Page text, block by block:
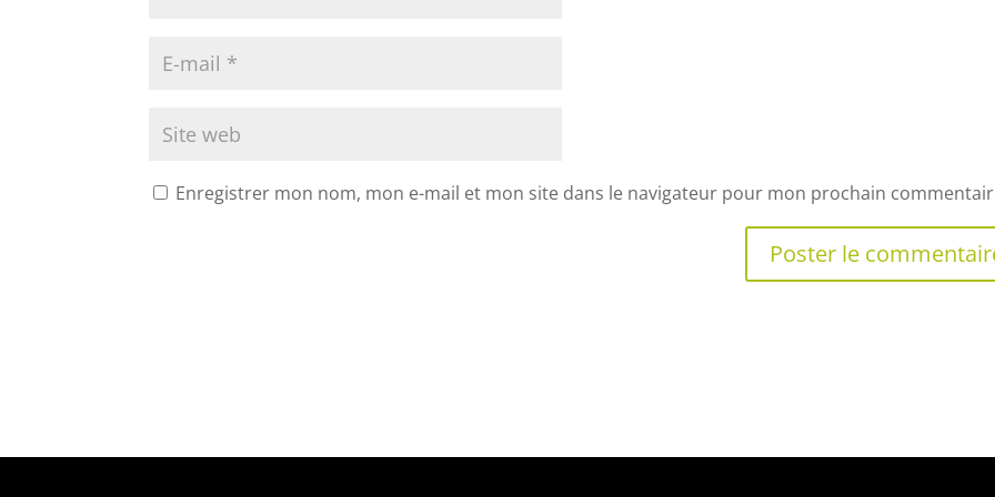
Enregistrer mon nom, mon e-mail et mon site dans le navigateur pour mon prochain